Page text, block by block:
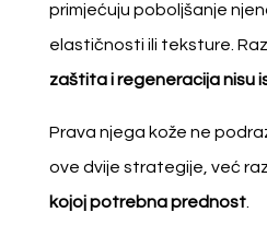
primjećuju poboljšanje
elastičnosti ili teksture.
zaštita i regeneracija nisu
Prava njega kože ne
ove dvije strategije, već
kojoj potrebna prednost.